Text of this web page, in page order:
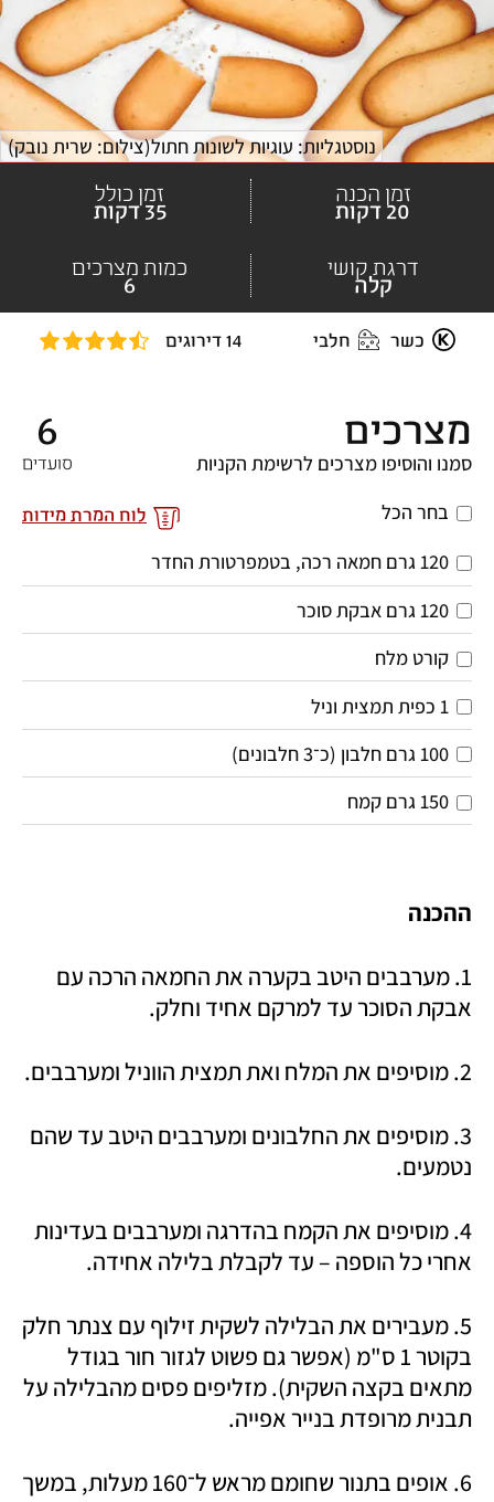
כשר חלבי 14 דירוגים
נוסטגליות: עוגיות לשונות חתול(צילום: שרית נובק)
זמן הכנה
20 דקות
זמן כולל
35 דקות
דרגת קושי
קלה
כמות מצרכים
6
מצרכים 6
סועדים
לוח המרת מידות
סמנו והוסיפו מצרכים לרשימת הקניות
בחר הכל
120 גרם חמאה רכה, בטמפרטורת החדר
120 גרם אבקת סוכר
קורט מלח
1 כפית תמצית וניל
100 גרם חלבון (כ־3 חלבונים)
150 גרם קמח
ההכנה
אבקת הסוכר עד למרקם אחיד וחלק.
2. מוסיפים את המלח ואת תמצית הווניל ומערבבים.
נטמעים.
אחרי כל הוספה – עד לקבלת בלילה אחידה.
תבנית מרופדת בנייר אפייה.